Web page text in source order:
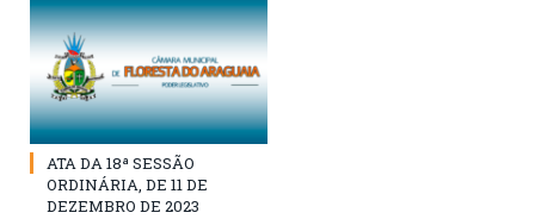
ATA DA 18ª SESSÃO
ORDINÁRIA, DE 11 DE
DEZEMBRO DE 2023